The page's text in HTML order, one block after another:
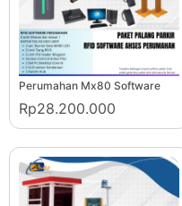
Perumahan Mx80 Software
Rp28.200.000